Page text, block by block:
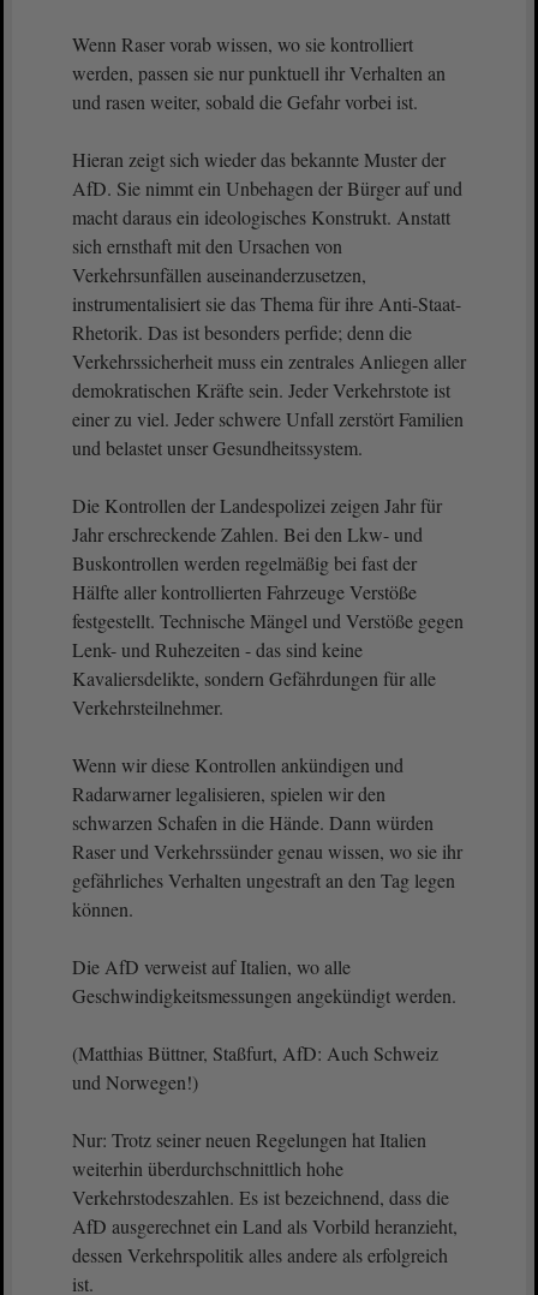
Wenn Raser vorab wissen, wo sie kontrolliert
werden, passen sie nur punktuell ihr Verhalten an
und rasen weiter, sobald die Gefahr vorbei ist.
Hieran zeigt sich wieder das bekannte Muster der
AfD. Sie nimmt ein Unbehagen der Bürger auf und
macht daraus ein ideologisches Konstrukt. Anstatt
sich ernsthaft mit den Ursachen von
Verkehrsunfällen auseinanderzusetzen,
instrumentalisiert sie das Thema für ihre Anti-Staat-
Rhetorik. Das ist besonders perfide; denn die
Verkehrssicherheit muss ein zentrales Anliegen aller
demokratischen Kräfte sein. Jeder Verkehrstote ist
einer zu viel. Jeder schwere Unfall zerstört Familien
und belastet unser Gesundheitssystem.
Die Kontrollen der Landespolizei zeigen Jahr für
Jahr erschreckende Zahlen. Bei den Lkw- und
Buskontrollen werden regelmäßig bei fast der
Hälfte aller kontrollierten Fahrzeuge Verstöße
festgestellt. Technische Mängel und Verstöße gegen
Lenk- und Ruhezeiten - das sind keine
Kavaliersdelikte, sondern Gefährdungen für alle
Verkehrsteilnehmer.
Wenn wir diese Kontrollen ankündigen und
Radarwarner legalisieren, spielen wir den
schwarzen Schafen in die Hände. Dann würden
Raser und Verkehrssünder genau wissen, wo sie ihr
gefährliches Verhalten ungestraft an den Tag legen
können.
Die AfD verweist auf Italien, wo alle
Geschwindigkeitsmessungen angekündigt werden.
(Matthias Büttner, Staßfurt, AfD: Auch Schweiz
und Norwegen!)
Nur: Trotz seiner neuen Regelungen hat Italien
weiterhin überdurchschnittlich hohe
Verkehrstodeszahlen. Es ist bezeichnend, dass die
AfD ausgerechnet ein Land als Vorbild heranzieht,
dessen Verkehrspolitik alles andere als erfolgreich
ist.